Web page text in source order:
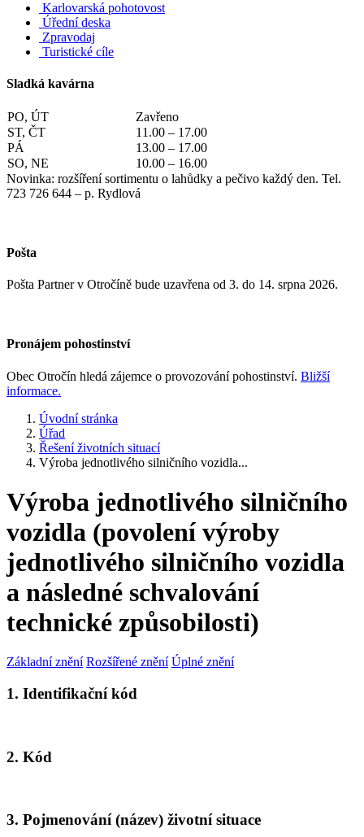
Karlovarská pohotovost
Úřední deska
Zpravodaj
Turistické cíle
Sladká kavárna
PO, ÚT
Zavřeno
ST, ČT
11.00 – 17.00
PÁ
13.00 – 17.00
SO, NE
10.00 – 16.00
Novinka: rozšíření sortimentu o lahůdky a pečivo každý den. Tel.
723 726 644 – p. Rydlová
Pošta
Pošta Partner v Otročíně bude uzavřena od 3. do 14. srpna 2026.
Pronájem pohostinství
Obec Otročín hledá zájemce o provozování pohostinství. Bližší
informace.
Úvodní stránka
Úřad
Řešení životních situací
Výroba jednotlivého silničního vozidla...
Výroba jednotlivého silničního
vozidla (povolení výroby
jednotlivého silničního vozidla
a následné schvalování
technické způsobilosti)
Základní znění Rozšířené znění Úplné znění
1. Identifikační kód
2. Kód
3. Pojmenování (název) životní situace